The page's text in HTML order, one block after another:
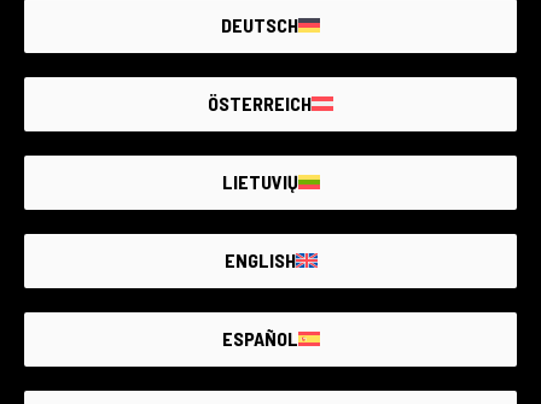
Panasonic S5 IIX
Panasonic
DEUTSCH
ÖSTERREICH
LIETUVIŲ
ENGLISH
ESPAÑOL